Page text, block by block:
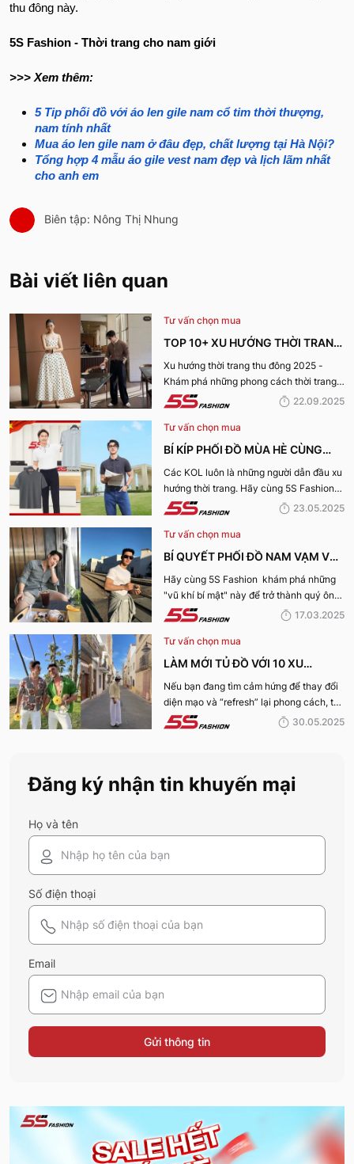
thu đông này.
5S Fashion - Thời trang cho nam giới
>>> Xem thêm:
5 Tip phối đồ với áo len gile nam cổ tim thời thượng,
nam tính nhất
Mua áo len gile nam ở đâu đẹp, chất lượng tại Hà Nội?
Tổng hợp 4 mẫu áo gile vest nam đẹp và lịch lãm nhất
cho anh em
Biên tập: Nông Thị Nhung
Bài viết liên quan
Tư vấn chọn mua
TOP 10+ XU HƯỚNG THỜI TRANG
THU ĐÔNG 2025 TRENDY, GÂY
BÃO
Xu hướng thời trang thu đông 2025 -
Khám phá những phong cách thời trang
“làm mưa làm gió” từ sàn runway đến
22.09.2025
Tư vấn chọn mua
BÍ KÍP PHỐI ĐỒ MÙA HÈ CÙNG
KOL 5S FASHION: STYLE THU HÚT
CHO MỌI CHÀNG TRAI
Các KOL luôn là những người dẫn đầu xu
hướng thời trang. Hãy cùng 5S Fashion
điểm qua những bí kíp phối đồ mùa hè
23.05.2025
Tư vấn chọn mua
BÍ QUYẾT PHỐI ĐỒ NAM VẠM VỠ
ĐẸP, THU HÚT PHÁI NỮ
Hãy cùng 5S Fashion khám phá những
"vũ khí bí mật" này để trở thành quý ông
thu hút nhờ “tận dụng” triệt để những ưu
nhé:
17.03.2025
Tư vấn chọn mua
LÀM MỚI TỦ ĐỒ VỚI 10 XU
HƯỚNG THỜI TRANG HOT NHẤT
MÙA HÈ 2025
Nếu bạn đang tìm cảm hứng để thay đổi
diện mạo và “refresh” lại phong cách, thì
10 xu hướng thời trang Hè 2025 này
năm nay nhé!
30.05.2025
Đăng ký nhận tin khuyến mại
Họ và tên
Số điện thoại
Email
Gửi thông tin